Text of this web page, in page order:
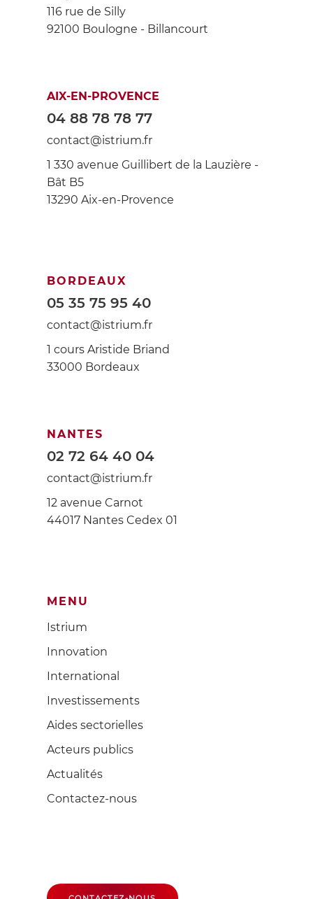
116 rue de Silly
92100 Boulogne - Billancourt
AIX-EN-PROVENCE
04 88 78 78 77
contact@istrium.fr
1 330 avenue Guillibert de la Lauzière -
Bât B5
13290 Aix-en-Provence
BORDEAUX
05 35 75 95 40
contact@istrium.fr
1 cours Aristide Briand
33000 Bordeaux
NANTES
02 72 64 40 04
contact@istrium.fr
12 avenue Carnot
44017 Nantes Cedex 01
MENU
Istrium
Innovation
International
Investissements
Aides sectorielles
Acteurs publics
Actualités
Contactez-nous